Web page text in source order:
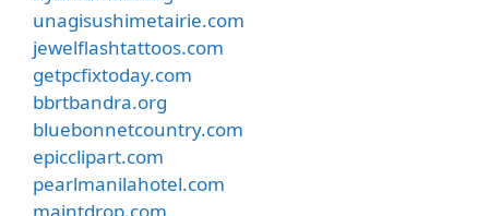
unagisushimetairie.com
jewelflashtattoos.com
getpcfixtoday.com
bbrtbandra.org
bluebonnetcountry.com
epicclipart.com
pearlmanilahotel.com
maintdrop.com